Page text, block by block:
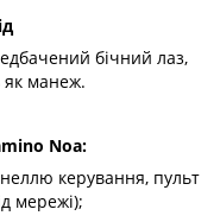
бічний лаз,
як манеж.
Noa:
керування, пульт
мережі);